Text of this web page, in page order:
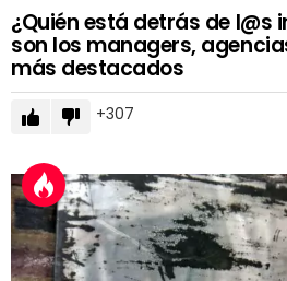
¿Quién está detrás de l@s
son los managers,
más destacados
307